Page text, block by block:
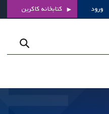
ورود کتابخانه کاکرین